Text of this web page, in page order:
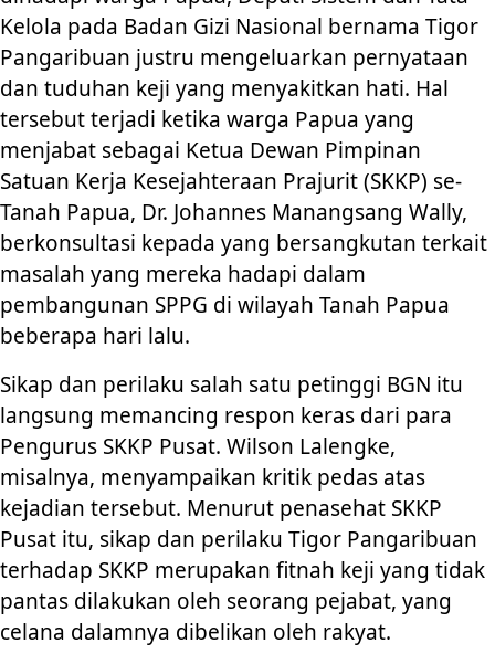
Kelola pada Badan Gizi Nasional bernama Tigor
Pangaribuan justru mengeluarkan pernyataan
dan tuduhan keji yang menyakitkan hati. Hal
tersebut terjadi ketika warga Papua yang
menjabat sebagai Ketua Dewan Pimpinan
Satuan Kerja Kesejahteraan Prajurit (SKKP) se-
Tanah Papua, Dr. Johannes Manangsang Wally,
berkonsultasi kepada yang bersangkutan terkait
masalah yang mereka hadapi dalam
pembangunan SPPG di wilayah Tanah Papua
beberapa hari lalu.
Sikap dan perilaku salah satu petinggi BGN itu
langsung memancing respon keras dari para
Pengurus SKKP Pusat. Wilson Lalengke,
misalnya, menyampaikan kritik pedas atas
kejadian tersebut. Menurut penasehat SKKP
Pusat itu, sikap dan perilaku Tigor Pangaribuan
terhadap SKKP merupakan fitnah keji yang tidak
pantas dilakukan oleh seorang pejabat, yang
celana dalamnya dibelikan oleh rakyat.